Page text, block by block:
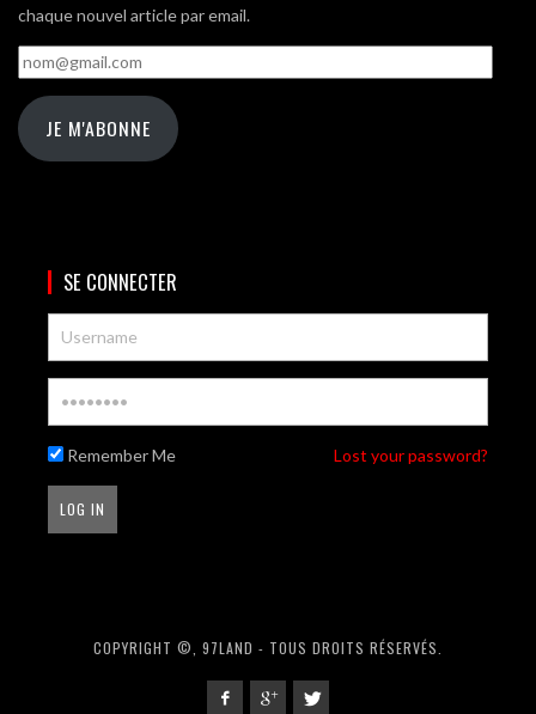
chaque nouvel article par email.
nom@gmail.com
JE M'ABONNE
SE CONNECTER
Remember Me Lost your password?
COPYRIGHT ©, 97LAND - TOUS DROITS RÉSERVÉS.